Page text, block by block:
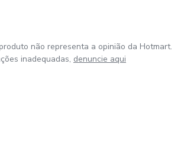
não representa a opinião da Hotmart.
inadequadas, denuncie aqui